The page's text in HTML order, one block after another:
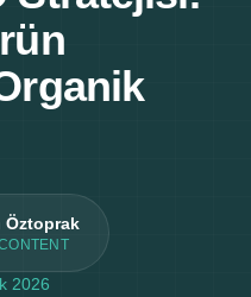
Öztoprak
2026